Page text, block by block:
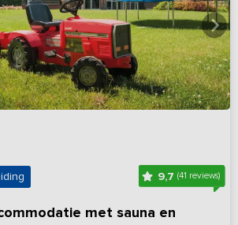
9,7(41 reviews)
met sauna en